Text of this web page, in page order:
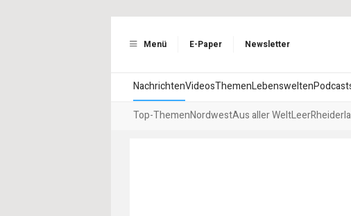
Menü E-Paper Newsletter
NachrichtenVideosThemenLebenswelten
Top-ThemenNordwestAus aller WeltLeer